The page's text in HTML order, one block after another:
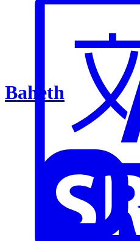
Baheth